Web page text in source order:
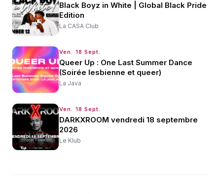
Black Boyz in White | Global Black Pride
Edition
La CASA Club
Ven. 18 Sept.
Queer Up : One Last Summer Dance
(Soirée lesbienne et queer)
La Java
Ven. 18 Sept.
DARKXROOM vendredi 18 septembre
2026
Le Klub